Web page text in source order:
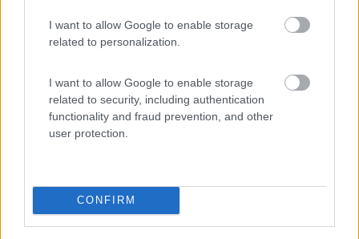
I want to allow Google to enable storage
related to personalization.
I want to allow Google to enable storage
related to security, including authentication
functionality and fraud prevention, and other
user protection.
CONFIRM